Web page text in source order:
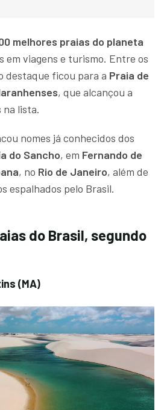
melhores praias do planeta
em viagens e turismo. Entre os
destaque ficou para a Praia de
, que alcançou a
na lista.
nomes já conhecidos dos
do Sancho, em Fernando de
, no Rio de Janeiro, além de
espalhados pelo Brasil.
do Brasil, segundo
(MA)